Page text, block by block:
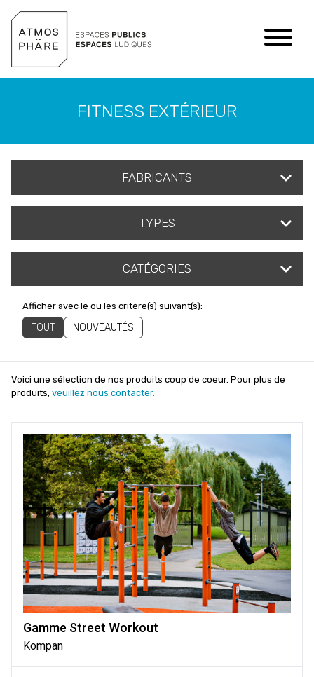
FITNESS EXTÉRIEUR
FABRICANTS
TYPES
CATÉGORIES
Afficher avec le ou les critère(s) suivant(s):
TOUT NOUVEAUTÉS
Voici une sélection de nos produits coup de coeur. Pour plus de
produits, veuillez nous contacter.
Gamme Street Workout
Kompan